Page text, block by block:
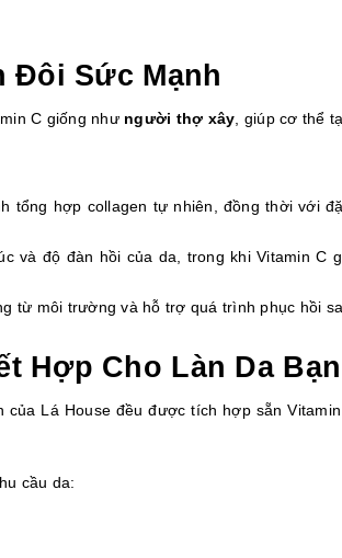
Đôi Sức Mạnh
C giống như người thợ xây , giúp cơ thể
tổng hợp collagen tự nhiên, đồng thời với
và độ đàn hồi của da, trong khi Vitamin
từ môi trường và hỗ trợ quá trình phục hồi
Hợp Cho Làn Da Bạn
Lá House đều được tích hợp sẵn
cầu da: